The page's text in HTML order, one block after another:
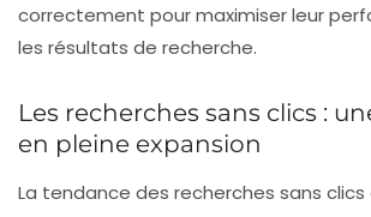
correctement pour maximiser leur
les résultats de recherche.
Les recherches sans clics :
en pleine expansion
La tendance des recherches sans clics